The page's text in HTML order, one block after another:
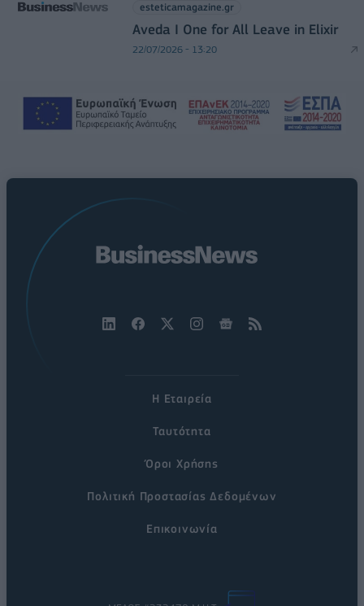
esteticamagazine.gr
Aveda I One for All Leave in Elixir
22/07/2026 - 13:20
Η Εταιρεία
Ταυτότητα
Όροι Χρήσης
Πολιτική Προστασίας Δεδομένων
Επικοινωνία